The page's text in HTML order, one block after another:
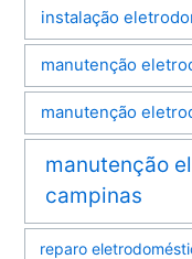
instalação
manutenção
manutenção
manutenção
campinas
reparo